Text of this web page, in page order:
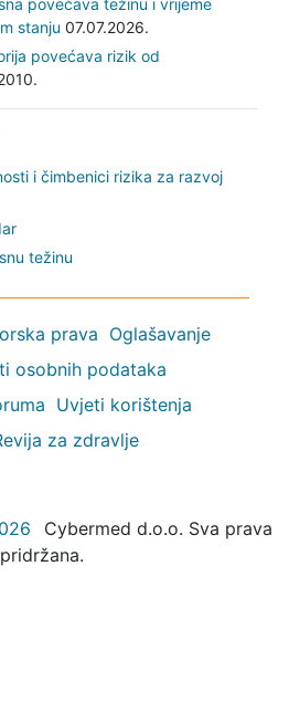
stanju 07.07.2026.
povećava rizik od
i čimbenici rizika za razvoj
težinu
prava Oglašavanje
osobnih podataka
Uvjeti korištenja
za zdravlje
Cybermed d.o.o. Sva prava
pridržana.